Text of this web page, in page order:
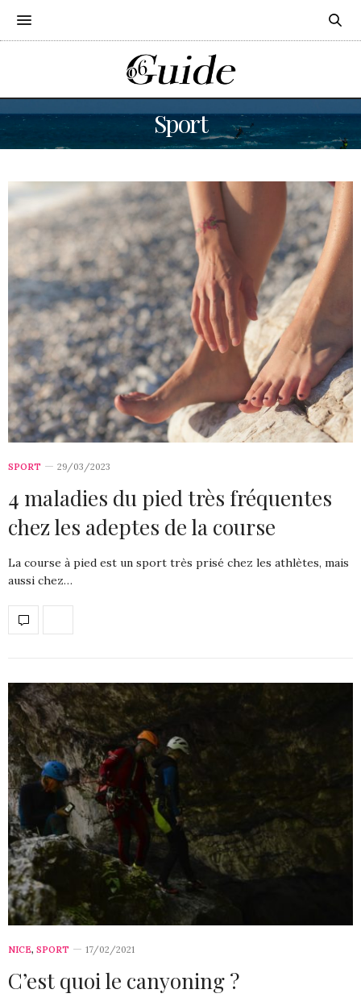
Sport
SPORT 29/03/2023
4 maladies du pied très fréquentes
chez les adeptes de la course
La course à pied est un sport très prisé chez les athlètes, mais
aussi chez…
NICE, SPORT 17/02/2021
C’est quoi le canyoning ?